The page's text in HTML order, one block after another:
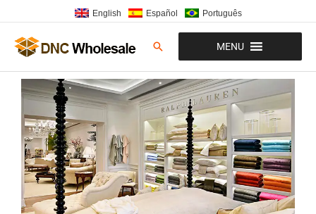
al
contenido
English Español Português
Buscar MENU